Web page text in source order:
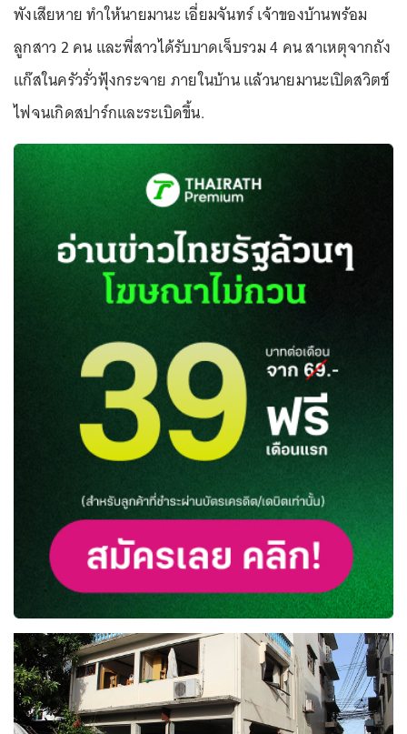
พังเสียหาย ทำให้นายมานะ เอี่ยมจันทร์ เจ้าของบ้านพร้อม
ลูกสาว 2 คน และพี่สาวได้รับบาดเจ็บรวม 4 คน สาเหตุจากถัง
แก๊สในครัวรั่วฟุ้งกระจาย ภายในบ้าน แล้วนายมานะเปิดสวิตช์
ไฟจนเกิดสปาร์กและระเบิดขึ้น.